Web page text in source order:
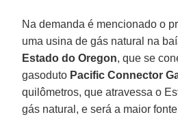
Na demanda é mencionado o
uma usina de gás natural na
Estado do Oregon, que se
gasoduto Pacific Connector
quilômetros, que atravessa o
gás natural, e será a maior